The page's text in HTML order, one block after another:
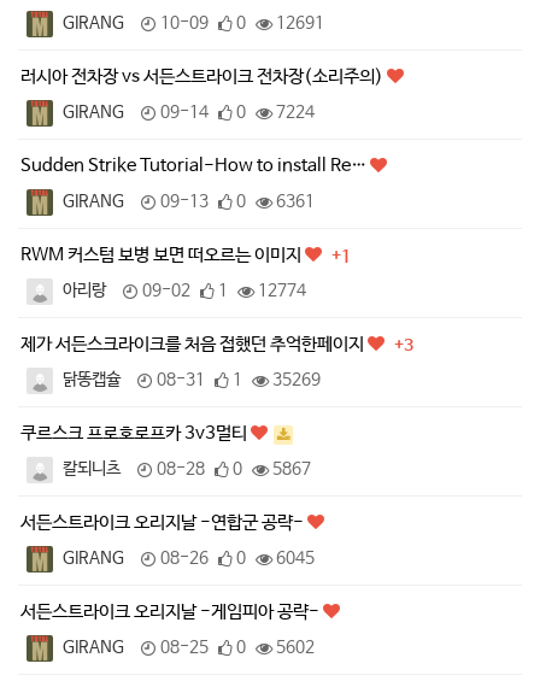
GIRANG
10-09 0 12691
러시아 전차장 vs 서든스트라이크 전차장(소리주의)
GIRANG 09-14 0 7224
Sudden Strike Tutorial-How to install Re…
GIRANG 09-13 0 6361
RWM 커스텀 보병 보면 떠오르는 이미지
+1
아리랑
09-02 1 12774
제가 서든스크라이크를 처음 접했던 추억한페이지
+3
닭똥캡슐
08-31 1 35269
쿠르스크 프로호로프카 3v3멀티
칼되니츠 08-28 0 5867
서든스트라이크 오리지날 -연합군 공략-
GIRANG 08-26 0 6045
서든스트라이크 오리지날 -게임피아 공략-
GIRANG 08-25 0 5602